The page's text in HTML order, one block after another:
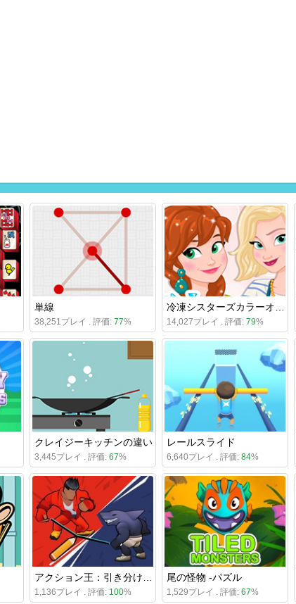
単線
38,251プレイ . 評価: 77% 14,027プレイ . 評価: 79%
クレイジーキッチンの違い
3,445プレイ . 評価: 67%
レールスライド
6,640プレイ . 評価: 84%
1,136プレイ . 評価: 100%
尾の怪物 -パズル
1,529プレイ . 評価: 67%